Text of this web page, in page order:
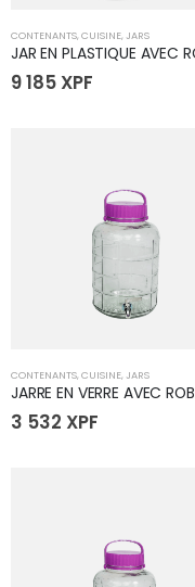
CONTENANTS, CUISINE, JARS
9 185 XPF
CONTENANTS, CUISINE, JARS
3 532 XPF